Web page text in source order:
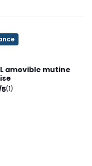
amovible mutine
(1)